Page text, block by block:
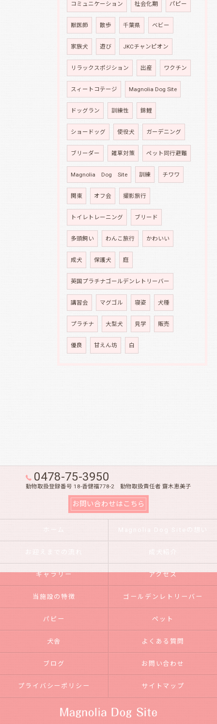
コミュニケーション 社会化期 パピー
獣医師 散歩 千葉県 ベビー
家族犬 遊び JKCチャンピオン
リラックスポジション 出産 ワクチン
スィートコテージ Magnolia Dog Site
ドッグラン 訓練性 錦鯉
ショードッグ 使役犬 ガーデニング
ブリーダー 雑草対策 ペット同行避難
Magnolia Dog Site 訓練 チワワ
関東 オフ会 撮影旅行
トイレトレーニング ブリード
多頭飼い わんこ旅行 かわいい
成犬 保護犬 庭
英国プラチナゴールデンレトリーバー
講習会 マグゴル 寝姿 犬種
プラチナ 大型犬 見学 販売
優良 甘えん坊 白
0478-75-3950
動物取扱登録番号 18-香健福778-2 動物取扱責任者 齋木恵美子
お問い合わせはこちら
ホーム Magnolia Dog Siteの想い
お迎えまでの流れ 成犬紹介
ギャラリー アクセス
当施設の特徴 ゴールデンレトリーバー
パピー ペット
犬舎 よくある質問
ブログ お問い合わせ
プライバシーポリシー サイトマップ